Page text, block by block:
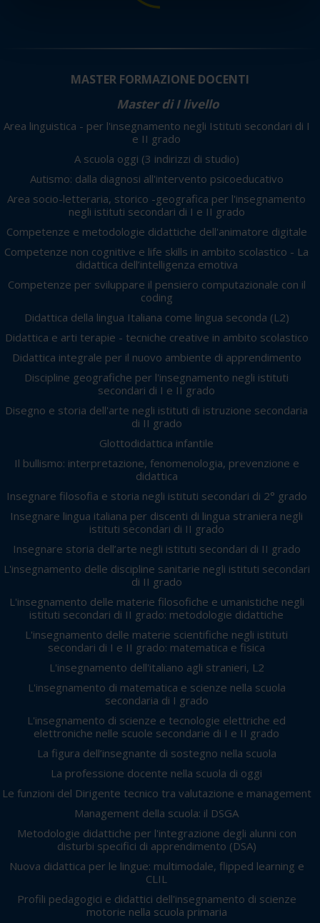
informazioni sul modo in cui utilizza il nostro sito con i
pubblicità e social media, i quali potrebbero combinarle
con altre informazioni che ha fornito loro o che hanno
raccolto dal suo utilizzo dei loro servizi.
MASTER FORMAZIONE DOCENTI
Master di I livello
Area linguistica - per l'insegnamento negli Istituti secondari di I
e II grado
A scuola oggi (3 indirizzi di studio)
Autismo: dalla diagnosi all'intervento psicoeducativo
Area socio-letteraria, storico -geografica per l'insegnamento
negli istituti secondari di I e II grado
Competenze e metodologie didattiche dell'animatore digitale
Competenze non cognitive e life skills in ambito scolastico - La
didattica dell’intelligenza emotiva
Competenze per sviluppare il pensiero computazionale con il
coding
Didattica della lingua Italiana come lingua seconda (L2)
Didattica e arti terapie - tecniche creative in ambito scolastico
Didattica integrale per il nuovo ambiente di apprendimento
Discipline geografiche per l'insegnamento negli istituti
secondari di I e II grado
Disegno e storia dell'arte negli istituti di istruzione secondaria
di II grado
Glottodidattica infantile
Il bullismo: interpretazione, fenomenologia, prevenzione e
didattica
Insegnare filosofia e storia negli istituti secondari di 2° grado
Insegnare lingua italiana per discenti di lingua straniera negli
istituti secondari di II grado
Insegnare storia dell’arte negli istituti secondari di II grado
L'insegnamento delle discipline sanitarie negli istituti secondari
di II grado
L'insegnamento delle materie filosofiche e umanistiche negli
istituti secondari di II grado: metodologie didattiche
L'insegnamento delle materie scientifiche negli istituti
secondari di I e II grado: matematica e fisica
L'insegnamento dell'italiano agli stranieri, L2
L'insegnamento di matematica e scienze nella scuola
secondaria di I grado
L'insegnamento di scienze e tecnologie elettriche ed
elettroniche nelle scuole secondarie di I e II grado
La figura dell’insegnante di sostegno nella scuola
La professione docente nella scuola di oggi
Le funzioni del Dirigente tecnico tra valutazione e management
Management della scuola: il DSGA
Metodologie didattiche per l'integrazione degli alunni con
disturbi specifici di apprendimento (DSA)
Nuova didattica per le lingue: multimodale, flipped learning e
CLIL
Profili pedagogici e didattici dell'insegnamento di scienze
motorie nella scuola primaria